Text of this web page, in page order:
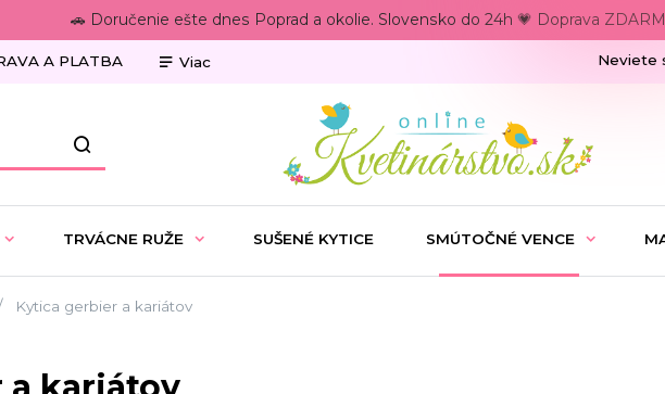
🚗 Doručenie ešte dnes Poprad a okolie. Slovensko do 24h 💗 Doprava
A PLATBA Viac Neviete
TRVÁCNE RUŽE SUŠENÉ KYTICE SMÚTOČNÉ VENCE
Kytica gerbier a kariátov